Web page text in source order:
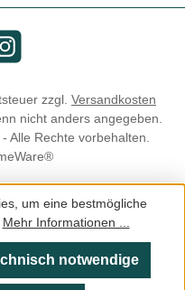
zzgl. Versandkosten
nicht anders angegeben.
Alle Rechte vorbehalten.
um eine bestmögliche
Mehr Informationen ...
notwendige